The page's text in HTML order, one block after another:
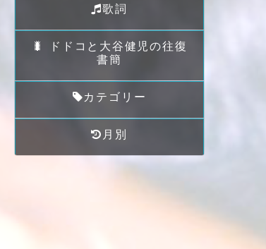
歌詞
🐛 ドドコと大谷健児の往復
書簡
カテゴリー
月別